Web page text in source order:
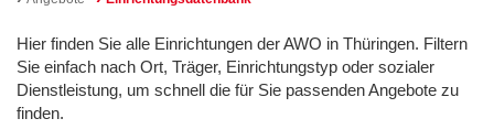
Hier finden Sie alle Einrichtungen der AWO in Thüringen. Filtern
Sie einfach nach Ort, Träger, Einrichtungstyp oder sozialer
Dienstleistung, um schnell die für Sie passenden Angebote zu
finden.